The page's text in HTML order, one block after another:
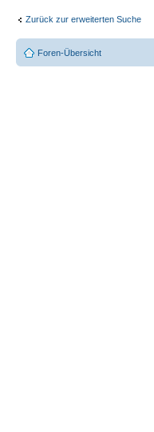
Zurück zur erweiterten Suche
Foren-Übersicht